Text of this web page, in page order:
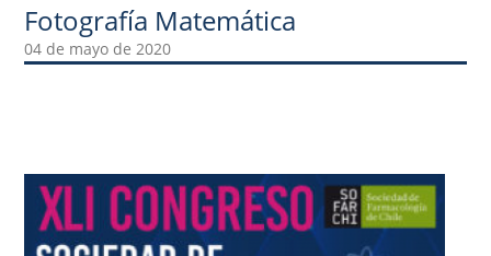
Fotografía Matemática
04 de mayo de 2020